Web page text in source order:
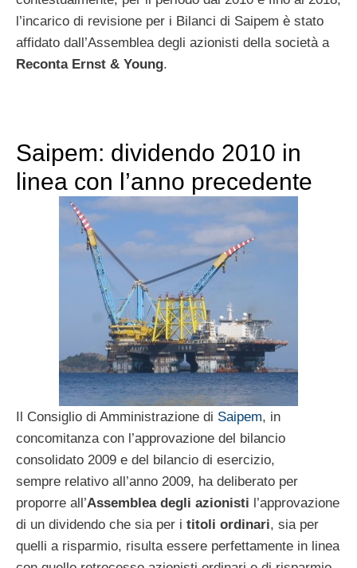
l’incarico di revisione per i Bilanci di Saipem è stato
affidato dall’Assemblea degli azionisti della società a
Reconta Ernst & Young.
Saipem: dividendo 2010 in
linea con l’anno precedente
Il Consiglio di Amministrazione di Saipem, in
concomitanza con l’approvazione del bilancio
consolidato 2009 e del bilancio di esercizio,
sempre relativo all’anno 2009, ha deliberato per
proporre all’Assemblea degli azionisti l’approvazione
di un dividendo che sia per i titoli ordinari, sia per
quelli a risparmio, risulta essere perfettamente in linea